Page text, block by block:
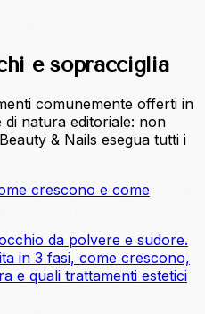
e sopracciglia
comunemente offerti in
di natura editoriale: non
& Nails esegua tutti i
crescono e come
da polvere e sudore.
in 3 fasi, come crescono,
e quali trattamenti estetici